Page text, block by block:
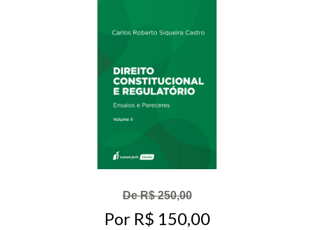
De R$ 250,00
Por R$ 150,00